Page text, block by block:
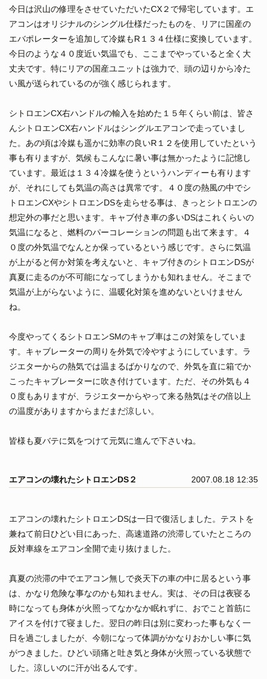
今日は沢山の修理をさせていただいたCX２で帰宅しています。エ
アコンはオリジナルのシングル仕様だったものを、リアに国産の
エバポレーターを追加して冷媒もR１３４仕様に変換しています。
今日のような４０度近い気温でも、ここまでやっていると全く大
丈夫です。特にリアの国産ユニットは強力で、頭の辺りから冷た
い風が送られているのが強く感じられます。
シトロエンCX右ハンドルの輸入を始めた１５年くらい前は、皆さ
んシトロエンCX右ハンドルはシングルエアコンで走っていまし
た。あの頃は冷媒も遥かに効率の良いR１２を使用していたという
事も有りますが、気候もこんなに暑い事は無かったように記憶し
ています。最近は１３４冷媒を使うというハンディーも有ります
が、それにしても気温の高さは異常です。４０度の熱風の中でシ
トロエンCXやシトロエンDSを走らせる事は、きっとシトロエンの
想定外の事だと思います。キャブ付き車の多いDSはこれくらいの
気温になると、燃料のパーコレーションの問題も出て来ます。４
０度の外気温でなんとか保っているという感じです。さらに気温
が上がると何か対策を考えないと、キャブ付きのシトロエンDSが
真夏に走るのが不可能になってしまうかも知れません。そこまで
気温が上がらないように、温暖化対策を進めないといけません
ね。
今度やってくるシトロエンSMのキャブ車はこの対策をしていま
す。キャブレーターの周りを外気で冷やすようにしています。ラ
ジエターからの熱気では温まるばかりなので、外気を直に箱でか
こったキャブレーターに吹き付けています。ただ、その外気も４
０度もありますが、ラジエターからやって来る熱気はその倍以上
の温度がありますからまだまだ涼しい。
皆様も夏バテに気をつけて元気に進んで下さいね。
エアコンの壊れたシトロエンDS２ 2007.08.18 12:35
エアコンの壊れたシトロエンDSは一日で復活しました。テストを
兼ねて前日ひどい目にあった、高速道路の渋滞していたところの
反対車線をエアコン全開で走り抜けました。
真夏の渋滞の中でエアコン無しで炎天下の車の中に居るという事
は、かなり危険な事なのかも知れません。実は、その日は夜寝る
時になっても身体が火照ってなかなか眠れずに、おでこと首筋に
アイスを付けて寝ました。翌日の昨日は別に変わった事もなく一
日を過ごしましたが、今朝になって体調がかなりおかしい事に気
がつきました。ひどい頭痛と吐き気と身体が火照っている状態で
した。涼しいのに汗が出るんです。